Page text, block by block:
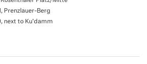
Prenzlauer-Berg
next to Ku'damm